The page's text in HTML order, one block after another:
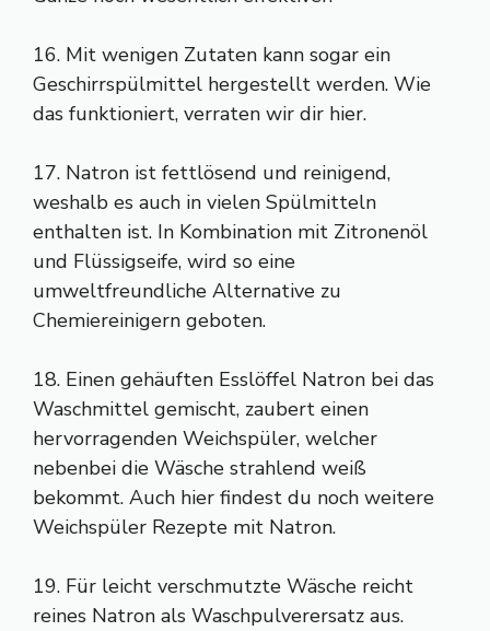
16. Mit wenigen Zutaten kann sogar ein
Geschirrspülmittel hergestellt werden. Wie
das funktioniert, verraten wir dir hier.
17. Natron ist fettlösend und reinigend,
weshalb es auch in vielen Spülmitteln
enthalten ist. In Kombination mit Zitronenöl
und Flüssigseife, wird so eine
umweltfreundliche Alternative zu
Chemiereinigern geboten.
18. Einen gehäuften Esslöffel Natron bei das
Waschmittel gemischt, zaubert einen
hervorragenden Weichspüler, welcher
nebenbei die Wäsche strahlend weiß
bekommt. Auch hier findest du noch weitere
Weichspüler Rezepte mit Natron.
19. Für leicht verschmutzte Wäsche reicht
reines Natron als Waschpulverersatz aus.